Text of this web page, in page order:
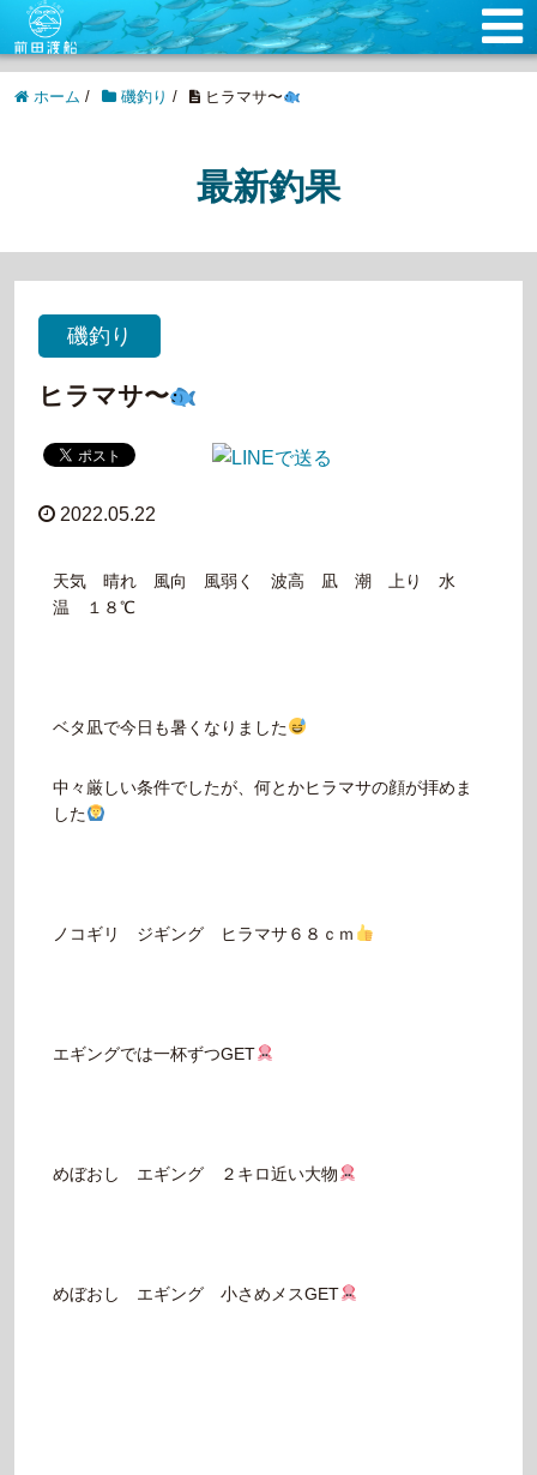
ホーム / 磯釣り / ヒラマサ〜
最新釣果
磯釣り
ヒラマサ〜
2022.05.22
天気 晴れ 風向 風弱く 波高 凪 潮 上り 水
温 １８℃
ベタ凪で今日も暑くなりました
中々厳しい条件でしたが、何とかヒラマサの顔が拝めま
した
ノコギリ ジギング ヒラマサ６８ｃｍ
エギングでは一杯ずつGET
めぼおし エギング ２キロ近い大物
めぼおし エギング 小さめメスGET